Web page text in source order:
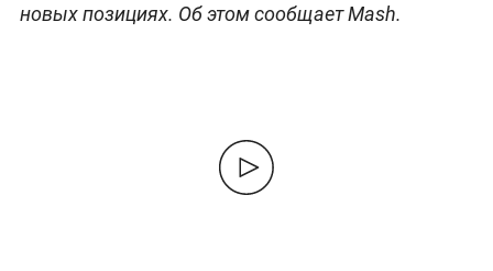
новых позициях. Об этом сообщает Mash.